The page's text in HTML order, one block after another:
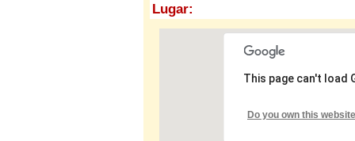
Lugar:
This page can't load
Do you own this